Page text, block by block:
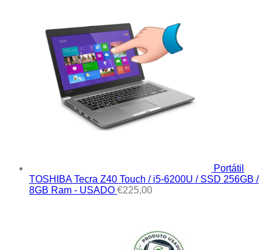
Portátil
TOSHIBA Tecra Z40 Touch / i5-6200U / SSD 256GB /
8GB Ram - USADO €225,00